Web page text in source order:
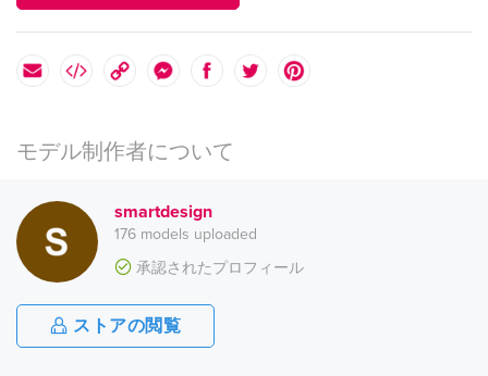
モデル制作者について
smartdesign
176 models uploaded
承認されたプロフィール
ストアの閲覧